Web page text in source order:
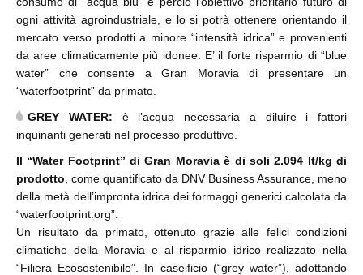
ogni attività agroindustriale, e lo si potrà ottenere orientando il
mercato verso prodotti a minore “intensità idrica” e provenienti
da aree climaticamente più idonee. E’ il forte risparmio di “blue
water” che consente a Gran Moravia di presentare un
“waterfootprint” da primato.
GREY WATER: è l’acqua necessaria a diluire i fattori
inquinanti generati nel processo produttivo.
Il “Water Footprint” di Gran Moravia è di soli 2.094 lt/kg di
prodotto , come quantificato da DNV Business Assurance, meno
della metà dell’impronta idrica dei formaggi generici calcolata da
“waterfootprint.org”.
Un risultato da primato, ottenuto grazie alle felici condizioni
climatiche della Moravia e al risparmio idrico realizzato nella
“Filiera Ecosostenibile”. In caseificio (“grey water”), adottando